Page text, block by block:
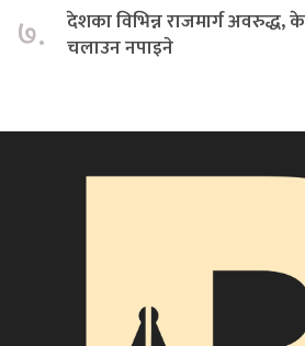
७.
देशका विभिन्न राजमार्ग अवरुद्ध,
चलाउन नपाइने